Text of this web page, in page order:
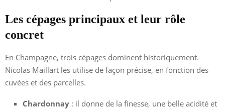
Les cépages principaux et leur rôle
concret
En Champagne, trois cépages dominent historiquement.
Nicolas Maillart les utilise de façon précise, en fonction des
cuvées et des parcelles.
Chardonnay : il donne de la finesse, une belle acidité et